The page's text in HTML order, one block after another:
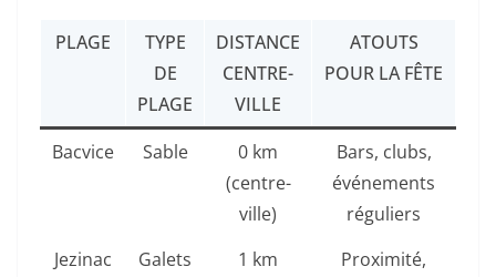
PLAGE
TYPE
DE
PLAGE
DISTANCE
CENTRE-
VILLE
ATOUTS
POUR LA FÊTE
Bacvice Sable
0 km
(centre-
ville)
Bars, clubs,
événements
réguliers
Jezinac
Galets 1 km
Proximité,